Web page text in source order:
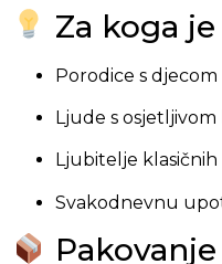
Za koga
Porodice s djecom
Ljude s osjetljivom
Ljubitelje klasičnih
Svakodnevnu
Pakovanje